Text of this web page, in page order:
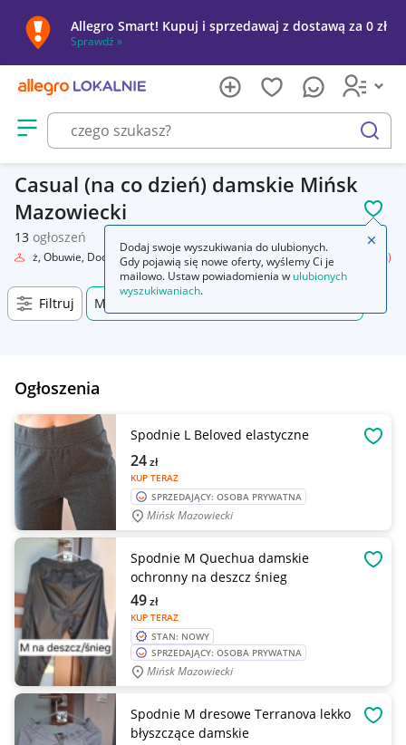
Allegro Smart! Kupuj i sprzedawaj z dostawą za 0 zł
Sprawdź »
Otwórz menu z kategoriami
szukaj
Casual (na co dzień) damskie Mińsk
Mazowiecki
13 ogłoszeń
Odzież, Obuwie, Dodatki Odzież damska Spodnie Casual (na co dzień)
Filtruj Mińsk Mazowiecki, Mazowieckie, +0 km
Ogłoszenia
Spodnie L Beloved elastyczne
KUP TERAZ
24zł
SPRZEDAJĄCY: OSOBA PRYWATNA
Mińsk Mazowiecki
Spodnie M Quechua damskie
ochronny na deszcz śnieg
KUP TERAZ
49zł
STAN: NOWY
SPRZEDAJĄCY: OSOBA PRYWATNA
Mińsk Mazowiecki
Spodnie M dresowe Terranova lekko
błyszczące damskie
Dodaj swoje wyszukiwania do ulubionych.
Gdy pojawią się nowe oferty, wyślemy Ci je
mailowo. Ustaw powiadomienia w ulubionych
wyszukiwaniach.